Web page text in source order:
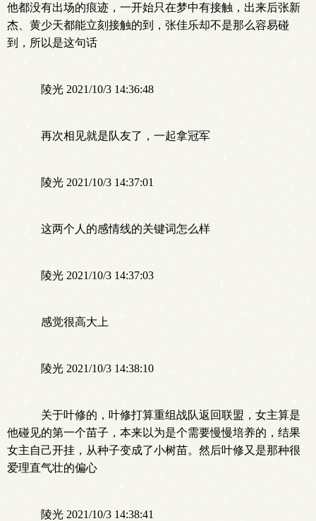
他都没有出场的痕迹，一开始只在梦中有接触，出来后张新
杰、黄少天都能立刻接触的到，张佳乐却不是那么容易碰
到，所以是这句话
陵光 2021/10/3 14:36:48
再次相见就是队友了，一起拿冠军
陵光 2021/10/3 14:37:01
这两个人的感情线的关键词怎么样
陵光 2021/10/3 14:37:03
感觉很高大上
陵光 2021/10/3 14:38:10
关于叶修的，叶修打算重组战队返回联盟，女主算是
他碰见的第一个苗子，本来以为是个需要慢慢培养的，结果
女主自己开挂，从种子变成了小树苗。然后叶修又是那种很
爱理直气壮的偏心
陵光 2021/10/3 14:38:41